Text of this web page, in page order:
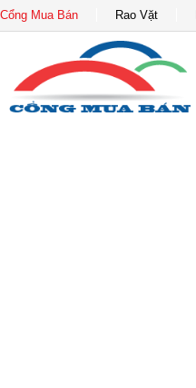
Cổng Mua Bán Rao Vặt